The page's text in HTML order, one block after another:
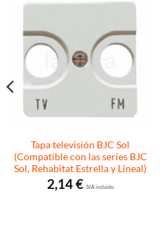
Tapa televisión BJC Sol
(Compatible con las series BJC
Sol, Rehabitat Estrella y Lineal)
2,14€I.V.A. incluido.